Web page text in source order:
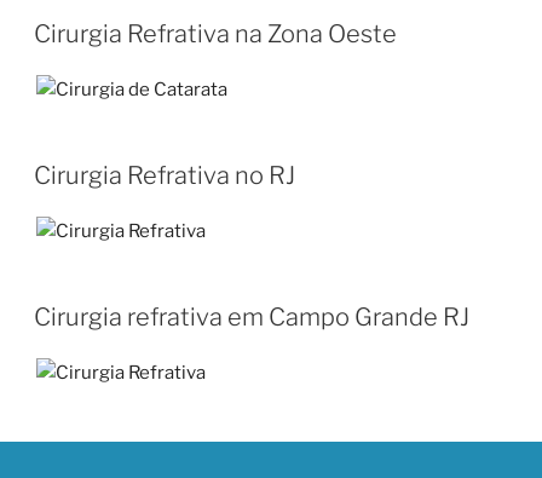
Cirurgia Refrativa na Zona Oeste
Cirurgia Refrativa no RJ
Cirurgia refrativa em Campo Grande RJ